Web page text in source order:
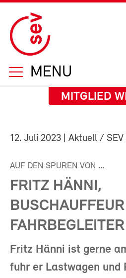
MENU
MITGLIED
12. Juli 2023 | Aktuell / SEV
AUF DEN SPUREN VON …
FRITZ HÄNNI,
FAHRBEGLEITER
Fritz Hänni ist gerne
fuhr er Lastwagen und